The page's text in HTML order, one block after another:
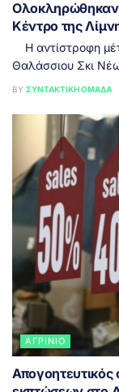
Ολοκληρώθηκαν
Κέντρο της
Η αντίστροφη
Θαλάσσιου Σκι
BY ΣΥΝΤΑΚΤΙΚΉ ΟΜΆΔΑ
ΑΓΡΊΝΙΟ